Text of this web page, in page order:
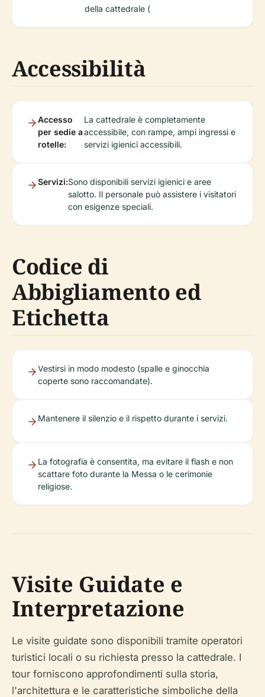
della cattedrale (
Accessibilità
Accesso
per sedie a
rotelle:
La cattedrale è completamente
accessibile, con rampe, ampi ingressi e
servizi igienici accessibili.
Servizi:Sono disponibili servizi igienici e aree
salotto. Il personale può assistere i visitatori
con esigenze speciali.
Codice di
Abbigliamento ed
Etichetta
Vestirsi in modo modesto (spalle e ginocchia
coperte sono raccomandate).
Mantenere il silenzio e il rispetto durante i servizi.
La fotografia è consentita, ma evitare il flash e non
scattare foto durante la Messa o le cerimonie
religiose.
Visite Guidate e
Interpretazione
Le visite guidate sono disponibili tramite operatori
turistici locali o su richiesta presso la cattedrale. I
tour forniscono approfondimenti sulla storia,
l'architettura e le caratteristiche simboliche della